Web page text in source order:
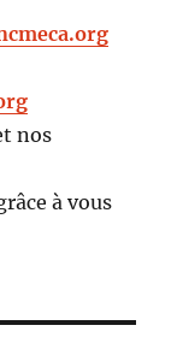
nos
à vous